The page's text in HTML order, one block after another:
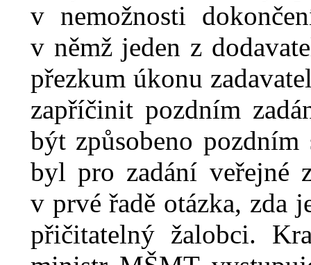
v nemožnosti
v němž jeden z
přezkum úkonu
zapříčinit pozdním
být způsobeno
byl pro zadání veřejné
v prvé řadě otázka, zda
přičitatelný žalobci.